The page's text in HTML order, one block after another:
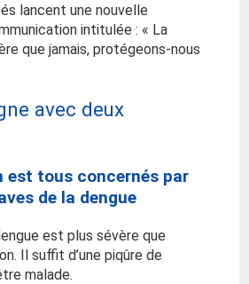
lancent une nouvelle
intitulée : « La
que jamais, protégeons-nous
avec deux
est tous concernés par
de la dengue
est plus sévère que
Il suffit d’une piqûre de
malade.